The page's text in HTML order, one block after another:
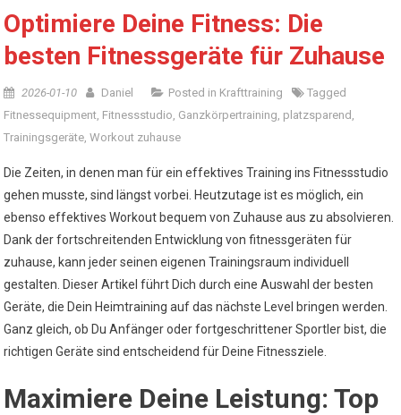
Optimiere Deine Fitness: Die
besten Fitnessgeräte für Zuhause
2026-01-10 Daniel Posted in Krafttraining
Tagged
Fitnessequipment Fitnessstudio Ganzkörpertraining platzsparend
Trainingsgeräte ,Workout zuhause
Die Zeiten, in denen man für ein effektives Training ins Fitnessstudio
gehen musste, sind längst vorbei. Heutzutage ist es möglich, ein
ebenso effektives Workout bequem von Zuhause aus zu absolvieren.
Dank der fortschreitenden Entwicklung von fitnessgeräten für
zuhause, kann jeder seinen eigenen Trainingsraum individuell
gestalten. Dieser Artikel führt Dich durch eine Auswahl der besten
Geräte, die Dein Heimtraining auf das nächste Level bringen werden.
Ganz gleich, ob Du Anfänger oder fortgeschrittener Sportler bist, die
richtigen Geräte sind entscheidend für Deine Fitnessziele.
Maximiere Deine Leistung: Top